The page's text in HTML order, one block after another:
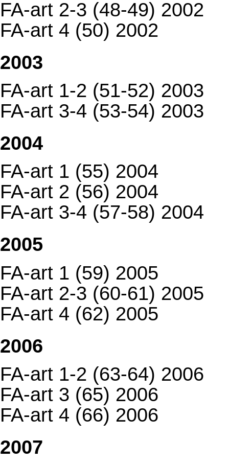
FA-art 2-3 (48-49) 2002
FA-art 4 (50) 2002
2003
FA-art 1-2 (51-52) 2003
FA-art 3-4 (53-54) 2003
2004
FA-art 1 (55) 2004
FA-art 2 (56) 2004
FA-art 3-4 (57-58) 2004
2005
FA-art 1 (59) 2005
FA-art 2-3 (60-61) 2005
FA-art 4 (62) 2005
2006
FA-art 1-2 (63-64) 2006
FA-art 3 (65) 2006
FA-art 4 (66) 2006
2007